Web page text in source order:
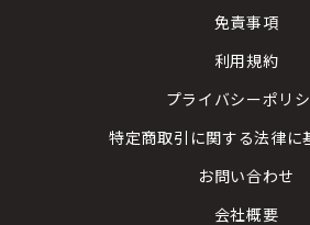
免責事項
利用規約
プライバシーポリ
特定商取引に関する法律に
お問い合わせ
会社概要